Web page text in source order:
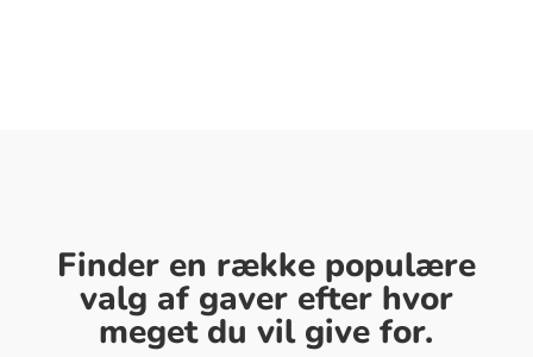
Finder en række populære
valg af gaver efter hvor
meget du vil give for.